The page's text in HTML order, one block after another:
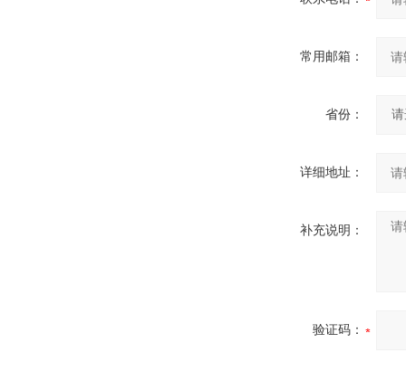
常用邮箱：
省份：
详细地址：
补充说明：
验证码：